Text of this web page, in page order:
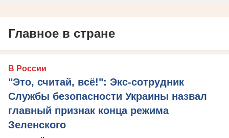
Главное в стране
В России
"Это, считай, всё!": Экс-сотрудник
Службы безопасности Украины назвал
главный признак конца режима
Зеленского